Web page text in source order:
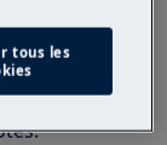
l'appareil
pourrait
si
tous les